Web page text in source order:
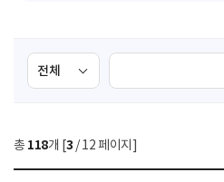
검
색
선
택
색
총 118개 [3 / 12 페이지]